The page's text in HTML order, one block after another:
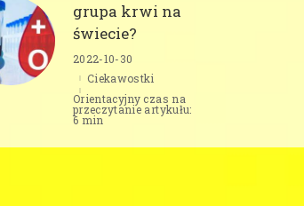
grupa krwi na
świecie?
2022-10-30
Ciekawostki
Orientacyjny czas na
przeczytanie artykułu:
6 min